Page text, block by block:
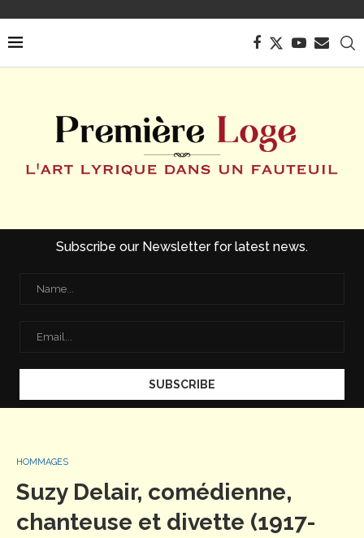
Subscribe our Newsletter for latest news.
HOMMAGES
Suzy Delair, comédienne,
chanteuse et divette (1917-